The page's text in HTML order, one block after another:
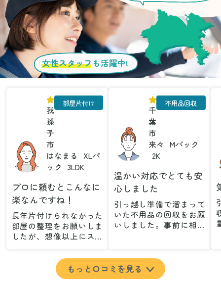
女性スタッフ も活躍中!
我
孫
子
市
はなまる
XLパ
ック
3LDK
部屋片付け
プロに頼むとこんなに
楽なんですね！
長年片付けられなかった
部屋の整理をお願いしま
したが、想像以上にスム
が集めた物や古い家具が
多く、自分たちだけでは
どうにもならない状態で
千
葉
市
来々
Mパック
2K
不用品回収
温かい対応でとても安
心しました
引っ越し準備で溜まって
いた不用品の回収をお願
いしました。事前に相談
とができました。特に、
古い家具や壊れた家電な
ど、処分が難しいものが
もっと口コミを見る